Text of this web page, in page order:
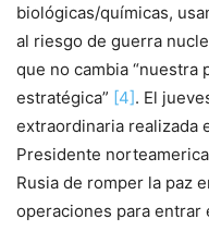
biológicas/químicas,
al riesgo de guerra
que no cambia “nuestra
estratégica” [4]. El
extraordinaria realizada
Presidente
Rusia de romper la paz
operaciones para entrar